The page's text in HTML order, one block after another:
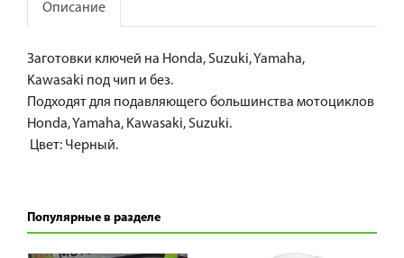
Описание
Заготовки ключей на Honda, Suzuki, Yamaha,
Kawasaki под чип и без.
Подходят для подавляющего большинства мотоциклов
Honda, Yamaha, Kawasaki, Suzuki.
Цвет: Черный.
Популярные в разделе